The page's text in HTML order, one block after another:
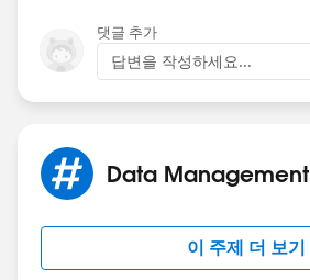
댓글 추가
답변을 작성하세요...
Data Management
이 주제 더 보기